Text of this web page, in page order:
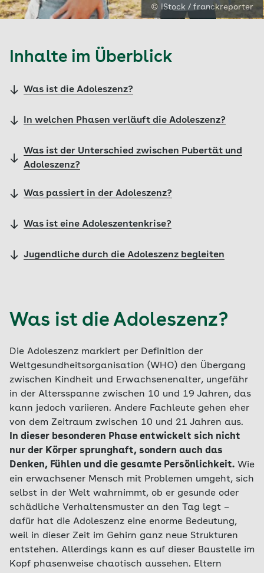
© iStock / franckreporter
Inhalte im Überblick
Was ist die Adoleszenz?
In welchen Phasen verläuft die Adoleszenz?
Was ist der Unterschied zwischen Pubertät und
Adoleszenz?
Was passiert in der Adoleszenz?
Was ist eine Adoleszentenkrise?
Jugendliche durch die Adoleszenz begleiten
Was ist die Adoleszenz?
Die Adoleszenz markiert per Definition der
Weltgesundheitsorganisation (WHO) den Übergang
zwischen Kindheit und Erwachsenenalter, ungefähr
in der Altersspanne zwischen 10 und 19 Jahren, das
kann jedoch variieren. Andere Fachleute gehen eher
von dem Zeitraum zwischen 10 und 21 Jahren aus.
In dieser besonderen Phase entwickelt sich nicht
nur der Körper sprunghaft, sondern auch das
Denken, Fühlen und die gesamte Persönlichkeit. Wie
ein erwachsener Mensch mit Problemen umgeht, sich
selbst in der Welt wahrnimmt, ob er gesunde oder
schädliche Verhaltensmuster an den Tag legt –
dafür hat die Adoleszenz eine enorme Bedeutung,
weil in dieser Zeit im Gehirn ganz neue Strukturen
entstehen. Allerdings kann es auf dieser Baustelle im
Kopf phasenweise chaotisch aussehen. Eltern